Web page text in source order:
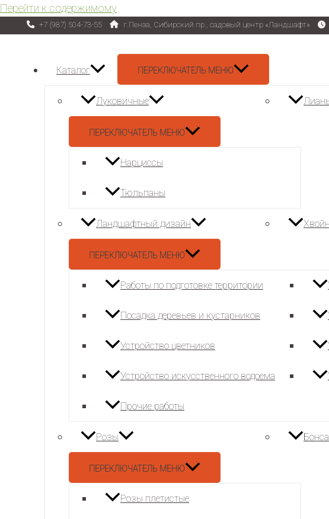
Перейти к содержимому
+7 (987) 504-73-55 г.Пенза, Сибирский пр., садовый центр «Ландшафт»
Каталог ПЕРЕКЛЮЧАТЕЛЬ МЕНЮ
Луковичные
ПЕРЕКЛЮЧАТЕЛЬ МЕНЮ
Нарциссы
Тюльпаны
Ландшафтный дизайн
ПЕРЕКЛЮЧАТЕЛЬ МЕНЮ
Работы по подготовке территории
Посадка деревьев и кустарников
Устройство цветников
Устройство искусственного водоема
Прочие работы
Розы
ПЕРЕКЛЮЧАТЕЛЬ МЕНЮ
Розы плетистые